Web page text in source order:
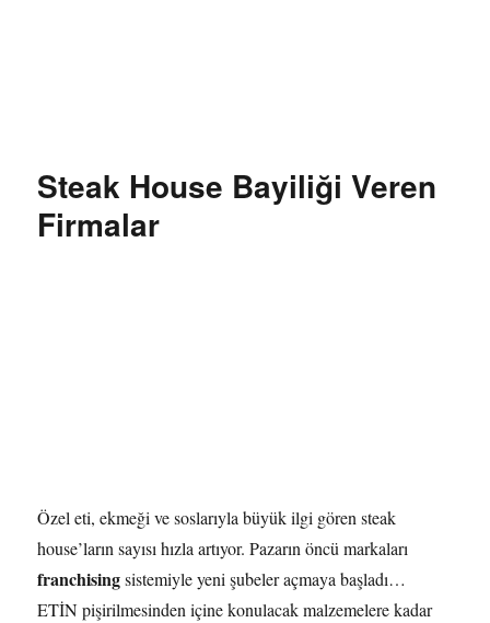
Steak House Bayiliği Veren
Firmalar
Özel eti, ekmeği ve soslarıyla büyük ilgi gören steak
house’ların sayısı hızla artıyor. Pazarın öncü markaları
franchisingsistemiyle yeni şubeler açmaya başladı…
ETİN pişirilmesinden içine konulacak malzemelere kadar